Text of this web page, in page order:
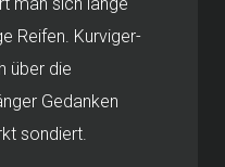
Reifen. Kurviger-
über die
Gedanken
sondiert.